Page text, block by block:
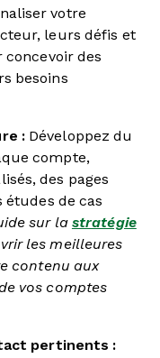
votre
leurs défis et
des
besoins
:Développez du
compte,
des pages
études de cas
sur la stratégie
les meilleures
contenu aux
vos comptes
pertinents :